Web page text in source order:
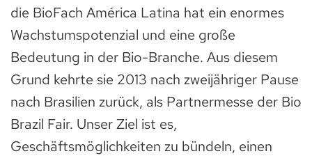
die BioFach América Latina hat ein enormes
Wachstumspotenzial und eine große
Bedeutung in der Bio-Branche. Aus diesem
Grund kehrte sie 2013 nach zweijähriger Pause
nach Brasilien zurück, als Partnermesse der Bio
Brazil Fair. Unser Ziel ist es,
Geschäftsmöglichkeiten zu bündeln, einen